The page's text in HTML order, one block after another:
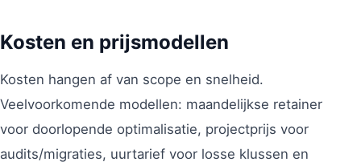
Kosten en prijsmodellen
Kosten hangen af van scope en snelheid.
Veelvoorkomende modellen: maandelijkse retainer
voor doorlopende optimalisatie, projectprijs voor
audits/migraties, uurtarief voor losse klussen en